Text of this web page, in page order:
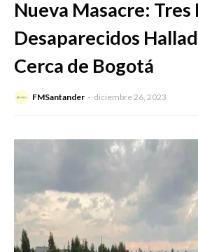
Nueva Masacre: Tres
Desaparecidos
Cerca de Bogotá
FMSantander diciembre 26, 2023